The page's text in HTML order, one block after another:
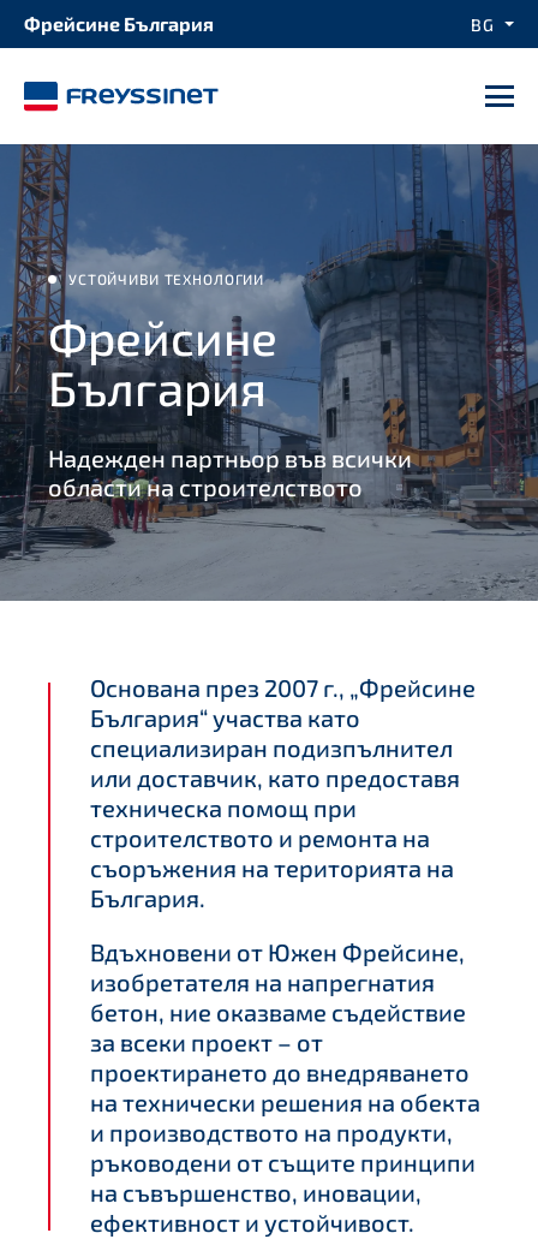
Фрейсине България BG
УСТОЙЧИВИ ТЕХНОЛОГИИ
Фрейсине
България
Надежден партньор във всички
области на строителството
Основана през 2007 г., „Фрейсине
България“ участва като
специализиран подизпълнител
или доставчик, като предоставя
техническа помощ при
строителството и ремонта на
съоръжения на територията на
България.
Вдъхновени от Южен Фрейсине,
изобретателя на напрегнатия
бетон, ние оказваме съдействие
за всеки проект – от
проектирането до внедряването
на технически решения на обекта
и производството на продукти,
ръководени от същите принципи
на съвършенство, иновации,
ефективност и устойчивост.